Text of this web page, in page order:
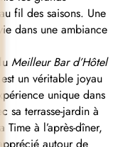
fil des saisons. Une
dans une ambiance
Meilleur Bar d’Hôtel
un véritable joyau
unique dans
sa terrasse-jardin à
Time à l’après-dîner,
autour de